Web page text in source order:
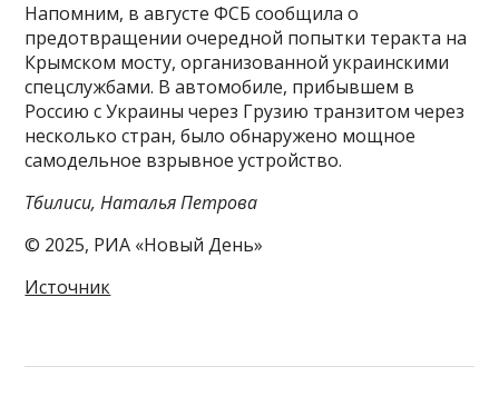
Напомним, в августе ФСБ сообщила о
предотвращении очередной попытки теракта на
Крымском мосту, организованной украинскими
спецслужбами. В автомобиле, прибывшем в
Россию с Украины через Грузию транзитом через
несколько стран, было обнаружено мощное
самодельное взрывное устройство.
Тбилиси, Наталья Петрова
© 2025, РИА «Новый День»
Источник